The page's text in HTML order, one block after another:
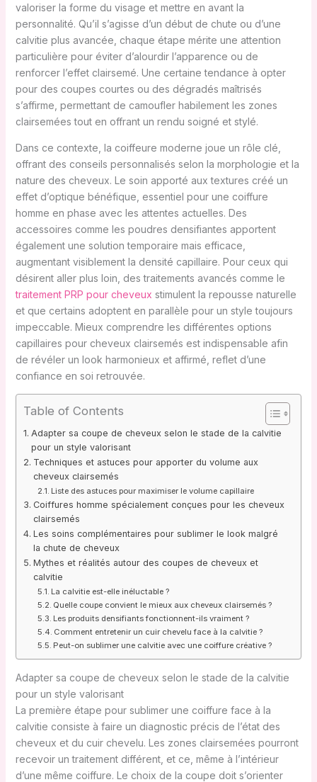
valoriser la forme du visage et mettre en avant la
personnalité. Qu’il s’agisse d’un début de chute ou d’une
calvitie plus avancée, chaque étape mérite une attention
particulière pour éviter d’alourdir l’apparence ou de
renforcer l’effet clairsemé. Une certaine tendance à opter
pour des coupes courtes ou des dégradés maîtrisés
s’affirme, permettant de camoufler habilement les zones
clairsemées tout en offrant un rendu soigné et stylé.
Dans ce contexte, la coiffeure moderne joue un rôle clé,
offrant des conseils personnalisés selon la morphologie et la
nature des cheveux. Le soin apporté aux textures créé un
effet d’optique bénéfique, essentiel pour une coiffure
homme en phase avec les attentes actuelles. Des
accessoires comme les poudres densifiantes apportent
également une solution temporaire mais efficace,
augmentant visiblement la densité capillaire. Pour ceux qui
désirent aller plus loin, des traitements avancés comme le
traitement PRP pour cheveux stimulent la repousse naturelle
et que certains adoptent en parallèle pour un style toujours
impeccable. Mieux comprendre les différentes options
capillaires pour cheveux clairsemés est indispensable afin
de révéler un look harmonieux et affirmé, reflet d’une
confiance en soi retrouvée.
Table of Contents
Adapter sa coupe de cheveux selon le stade de la calvitie
pour un style valorisant
Techniques et astuces pour apporter du volume aux
cheveux clairsemés
Liste des astuces pour maximiser le volume capillaire
Coiffures homme spécialement conçues pour les cheveux
clairsemés
Les soins complémentaires pour sublimer le look malgré
la chute de cheveux
Mythes et réalités autour des coupes de cheveux et
calvitie
La calvitie est-elle inéluctable ?
Quelle coupe convient le mieux aux cheveux clairsemés ?
Les produits densifiants fonctionnent-ils vraiment ?
Comment entretenir un cuir chevelu face à la calvitie ?
Peut-on sublimer une calvitie avec une coiffure créative ?
Adapter sa coupe de cheveux selon le stade de la calvitie
pour un style valorisant
La première étape pour sublimer une coiffure face à la
calvitie consiste à faire un diagnostic précis de l’état des
cheveux et du cuir chevelu. Les zones clairsemées pourront
recevoir un traitement différent, et ce, même à l’intérieur
d’une même coiffure. Le choix de la coupe doit s’orienter